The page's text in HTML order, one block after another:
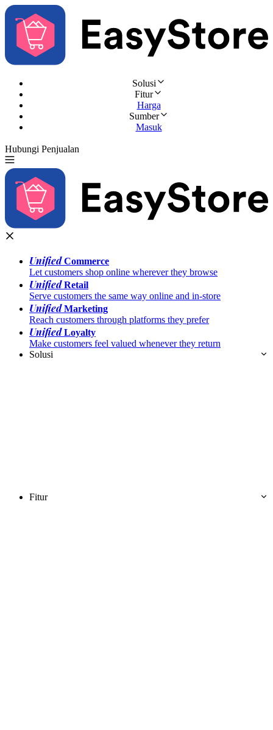
Solusi
Fitur
Harga
Sumber
Masuk
Hubungi Penjualan
UnifiedCommerce
Let customers shop online wherever they browse
UnifiedRetail
Serve customers the same way online and in-store
UnifiedMarketing
Reach customers through platforms they prefer
UnifiedLoyalty
Make customers feel valued whenever they return
Solusi
Fitur